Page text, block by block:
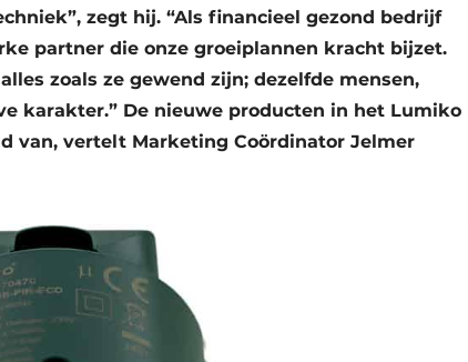
zegt hij. “Als financieel gezond bedrijf
partner die onze groeiplannen kracht bijzet.
zoals ze gewend zijn; dezelfde mensen,
karakter.” De nieuwe producten in het Lumiko
van, vertelt Marketing Coördinator Jelmer